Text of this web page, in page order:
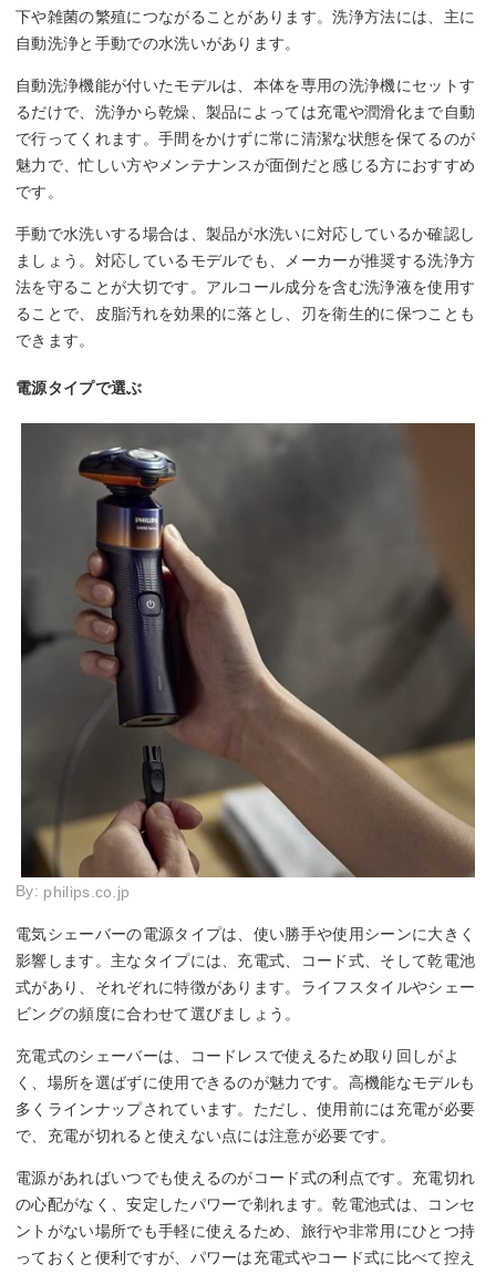
下や雑菌の繁殖につながることがあります。洗浄方法には、主に
自動洗浄と手動での水洗いがあります。
自動洗浄機能が付いたモデルは、本体を専用の洗浄機にセットす
るだけで、洗浄から乾燥、製品によっては充電や潤滑化まで自動
で行ってくれます。手間をかけずに常に清潔な状態を保てるのが
魅力で、忙しい方やメンテナンスが面倒だと感じる方におすすめ
です。
手動で水洗いする場合は、製品が水洗いに対応しているか確認し
ましょう。対応しているモデルでも、メーカーが推奨する洗浄方
法を守ることが大切です。アルコール成分を含む洗浄液を使用す
ることで、皮脂汚れを効果的に落とし、刃を衛生的に保つことも
できます。
電源タイプで選ぶ
By: philips.co.jp
電気シェーバーの電源タイプは、使い勝手や使用シーンに大きく
影響します。主なタイプには、充電式、コード式、そして乾電池
式があり、それぞれに特徴があります。ライフスタイルやシェー
ビングの頻度に合わせて選びましょう。
充電式のシェーバーは、コードレスで使えるため取り回しがよ
く、場所を選ばずに使用できるのが魅力です。高機能なモデルも
多くラインナップされています。ただし、使用前には充電が必要
で、充電が切れると使えない点には注意が必要です。
電源があればいつでも使えるのがコード式の利点です。充電切れ
の心配がなく、安定したパワーで剃れます。乾電池式は、コンセ
ントがない場所でも手軽に使えるため、旅行や非常用にひとつ持
っておくと便利ですが、パワーは充電式やコード式に比べて控え